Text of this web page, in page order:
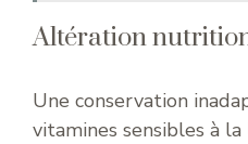
Altération
Une conservation
vitamines sensibles à